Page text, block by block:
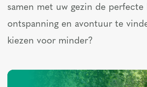
samen met uw gezin de perfecte
ontspanning en avontuur te
kiezen voor minder?